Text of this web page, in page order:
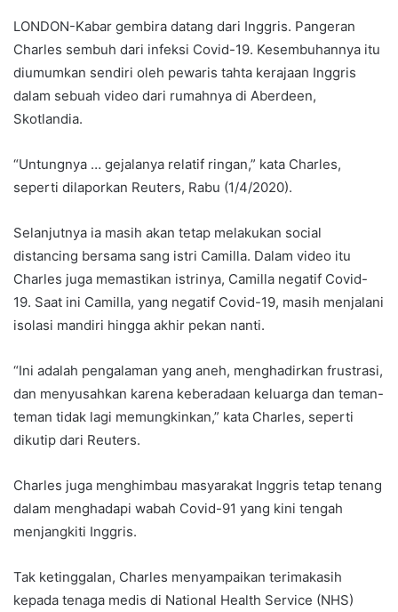
email
LONDON-Kabar gembira datang dari Inggris. Pangeran
Charles sembuh dari infeksi Covid-19. Kesembuhannya itu
diumumkan sendiri oleh pewaris tahta kerajaan Inggris
dalam sebuah video dari rumahnya di Aberdeen,
Skotlandia.
“Untungnya … gejalanya relatif ringan,” kata Charles,
seperti dilaporkan Reuters, Rabu (1/4/2020).
Selanjutnya ia masih akan tetap melakukan social
distancing bersama sang istri Camilla. Dalam video itu
Charles juga memastikan istrinya, Camilla negatif Covid-
19. Saat ini Camilla, yang negatif Covid-19, masih menjalani
isolasi mandiri hingga akhir pekan nanti.
“Ini adalah pengalaman yang aneh, menghadirkan frustrasi,
dan menyusahkan karena keberadaan keluarga dan teman-
teman tidak lagi memungkinkan,” kata Charles, seperti
dikutip dari Reuters.
Charles juga menghimbau masyarakat Inggris tetap tenang
dalam menghadapi wabah Covid-91 yang kini tengah
menjangkiti Inggris.
Tak ketinggalan, Charles menyampaikan terimakasih
kepada tenaga medis di National Health Service (NHS)